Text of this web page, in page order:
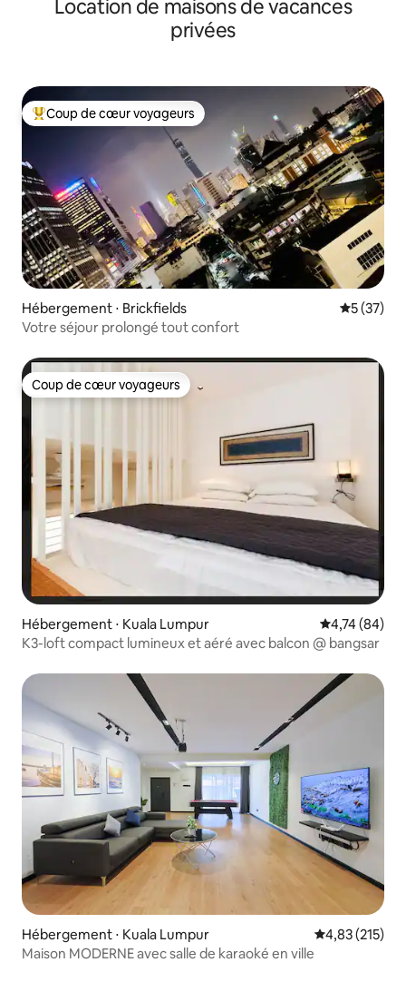
UtamaLocation de maisons de vacances
privées
Coups de cœur voyageurs les plus appréciés
Coup de cœur voyageurs
Hébergement ⋅ Brickfields
5 (37)
Votre séjour prolongé tout confort
Coup de cœur voyageurs
Coup de cœur voyageurs
Hébergement ⋅ Kuala Lumpur Évaluation
4,74 (84)
K3-loft compact lumineux et aéré avec balcon @ bangsar
Hébergement ⋅ Kuala Lumpur Évaluation
4,83 (215)
Maison MODERNE avec salle de karaoké en ville